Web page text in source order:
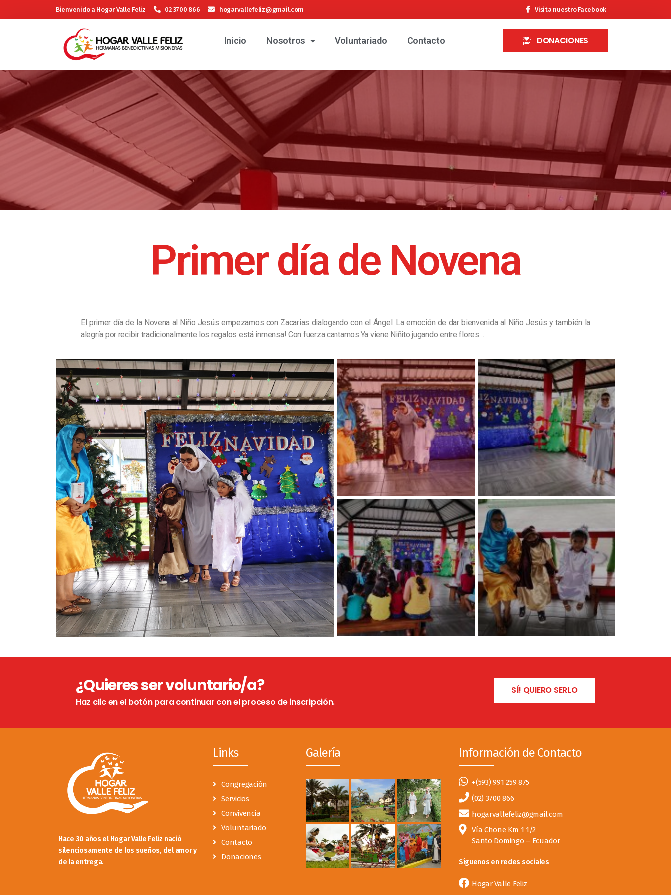
Bienvenido a Hogar Valle Feliz 02 3700 866 hogarvallefeliz@gmail.com Visita nuestro Facebook
Inicio Nosotros Voluntariado Contacto DONACIONES
Primer día de Novena
El primer día de la Novena al Niño Jesús empezamos con Zacarias dialogando con el Ángel. La emoción de dar bienvenida al Niño Jesús y también la
alegría por recibir tradicionalmente los regalos está inmensa! Con fuerza cantamos:Ya viene Niñito jugando entre flores…
¿Quieres ser voluntario/a?
Haz clic en el botón para continuar con el proceso de inscripción.
SÍ! QUIERO SERLO
Hace 30 años el Hogar Valle Feliz nació
silenciosamente de los sueños, del amor y
de la entrega.
Links
Congregación
Servicios
Convivencia
Voluntariado
Contacto
Donaciones
Galería Información de Contacto
+(593) 991 259 875
(02) 3700 866
hogarvallefeliz@gmail.com
Vía Chone Km 1 1/2
Santo Domingo – Ecuador
Síguenos en redes sociales
Hogar Valle Feliz